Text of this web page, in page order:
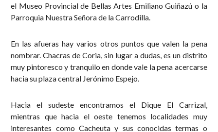
el Museo Provincial de Bellas Artes Emiliano Guiñazú o la
Parroquia Nuestra Señora de la Carrodilla.
En las afueras hay varios otros puntos que valen la pena
nombrar. Chacras de Coria, sin lugar a dudas, es un distrito
muy pintoresco y tranquilo en donde vale la pena acercarse
hacia su plaza central Jerónimo Espejo.
Hacia el sudeste encontramos el Dique El Carrizal,
mientras que hacia el oeste tenemos localidades muy
interesantes como Cacheuta y sus conocidas termas o